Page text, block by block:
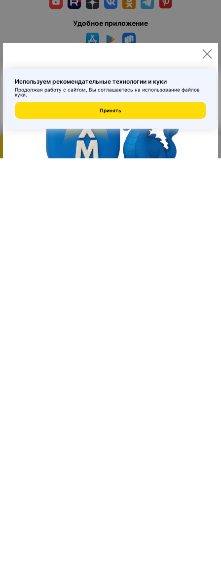
Главная 登陆 订单
© 2026 MAI HE MAI. Маркетплейс дизайнерских товаров со всего
Китая по ценам заводов. Все права защищены.
Удобное приложение
Используем рекомендательные технологии и куки
Продолжая работу с сайтом, Вы соглашаетесь на использование файлов
куки.
Принять